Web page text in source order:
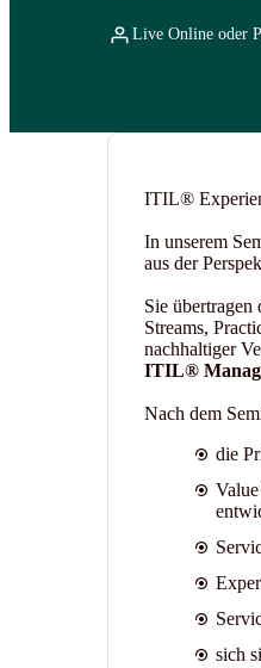
Live Online oder
ITIL®
In unserem
aus der
Sie
Streams,
nachhaltiger
ITIL®
Nach dem
die
sich